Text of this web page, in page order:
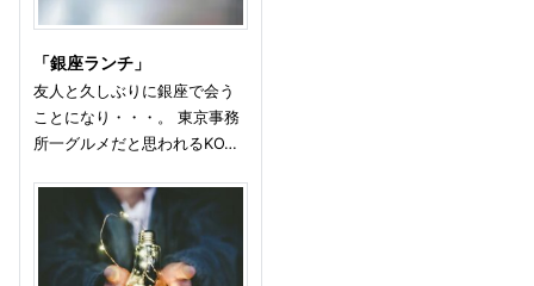
「銀座ランチ」
友人と久しぶりに銀座で会う
ことになり・・・。 東京事務
所一グルメだと思われるKO…